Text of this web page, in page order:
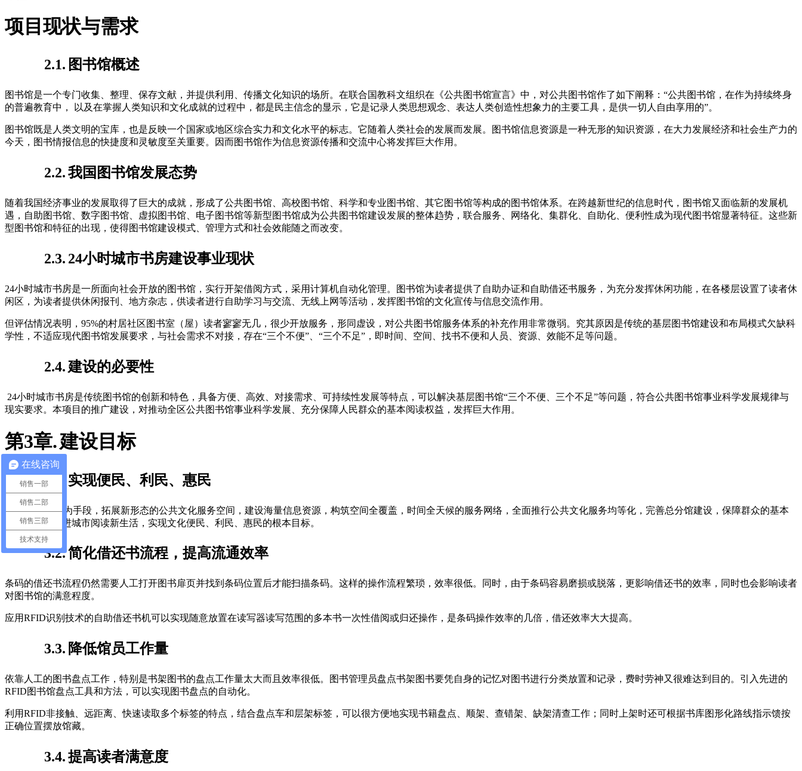
项目现状与需求
2.1. 图书馆概述
图书馆是一个专门收集、整理、保存文献，并提供利用、传播文化知识的场所。在联合国教科文组织在《公共图书馆宣言》中，对公共图书馆作了如下阐释：“公共图书馆，在作为持续终身
的普遍教育中， 以及在掌握人类知识和文化成就的过程中，都是民主信念的显示，它是记录人类思想观念、表达人类创造性想象力的主要工具，是供一切人自由享用的”。
图书馆既是人类文明的宝库，也是反映一个国家或地区综合实力和文化水平的标志。它随着人类社会的发展而发展。图书馆信息资源是一种无形的知识资源，在大力发展经济和社会生产力的
今天，图书情报信息的快捷度和灵敏度至关重要。因而图书馆作为信息资源传播和交流中心将发挥巨大作用。
2.2.我国图书馆发展态势
随着我国经济事业的发展取得了巨大的成就，形成了公共图书馆、高校图书馆、科学和专业图书馆、其它图书馆等构成的图书馆体系。在跨越新世纪的信息时代，图书馆又面临新的发展机
遇，自助图书馆、数字图书馆、虚拟图书馆、电子图书馆等新型图书馆成为公共图书馆建设发展的整体趋势，联合服务、网络化、集群化、自助化、便利性成为现代图书馆显著特征。这些新
型图书馆和特征的出现，使得图书馆建设模式、管理方式和社会效能随之而改变。
2.3. 24小时城市书房建设事业现状
24小时城市书房是一所面向社会开放的图书馆，实行开架借阅方式，采用计算机自动化管理。图书馆为读者提供了自助办证和自助借还书服务，为充分发挥休闲功能，在各楼层设置了读者休
闲区，为读者提供休闲报刊、地方杂志，供读者进行自助学习与交流、无线上网等活动，发挥图书馆的文化宣传与信息交流作用。
但评估情况表明，95%的村居社区图书室（屋）读者寥寥无几，很少开放服务，形同虚设，对公共图书馆服务体系的补充作用非常微弱。究其原因是传统的基层图书馆建设和布局模式欠缺科
学性，不适应现代图书馆发展要求，与社会需求不对接，存在“三个不便”、“三个不足”，即时间、空间、找书不便和人员、资源、效能不足等问题。
2.4.建设的必要性
24小时城市书房是传统图书馆的创新和特色，具备方便、高效、对接需求、可持续性发展等特点，可以解决基层图书馆“三个不便、三个不足”等问题，符合公共图书馆事业科学发展规律与
现实要求。本项目的推广建设，对推动全区公共图书馆事业科学发展、充分保障人民群众的基本阅读权益，发挥巨大作用。
第3章.建设目标
3.1. 实现便民、利民、惠民
以 “城市书房”为手段，拓展新形态的公共文化服务空间，建设海量信息资源，构筑空间全覆盖，时间全天候的服务网络，全面推行公共文化服务均等化，完善总分馆建设，保障群众的基本
阅读权益，促进城市阅读新生活，实现文化便民、利民、惠民的根本目标。
3.2.简化借还书流程，提高流通效率
条码的借还书流程仍然需要人工打开图书扉页并找到条码位置后才能扫描条码。这样的操作流程繁琐，效率很低。同时，由于条码容易磨损或脱落，更影响借还书的效率，同时也会影响读者
对图书馆的满意程度。
应用RFID识别技术的自助借还书机可以实现随意放置在读写器读写范围的多本书一次性借阅或归还操作，是条码操作效率的几倍，借还效率大大提高。
3.3. 降低馆员工作量
依靠人工的图书盘点工作，特别是书架图书的盘点工作量太大而且效率很低。图书管理员盘点书架图书要凭自身的记忆对图书进行分类放置和记录，费时劳神又很难达到目的。引入先进的
RFID图书馆盘点工具和方法，可以实现图书盘点的自动化。
利用RFID非接触、远距离、快速读取多个标签的特点，结合盘点车和层架标签，可以很方便地实现书籍盘点、顺架、查错架、缺架清查工作；同时上架时还可根据书库图形化路线指示馈按
正确位置摆放馆藏。
3.4.提高读者满意度
在线咨询
销售一部
销售二部
销售三部
技术支持